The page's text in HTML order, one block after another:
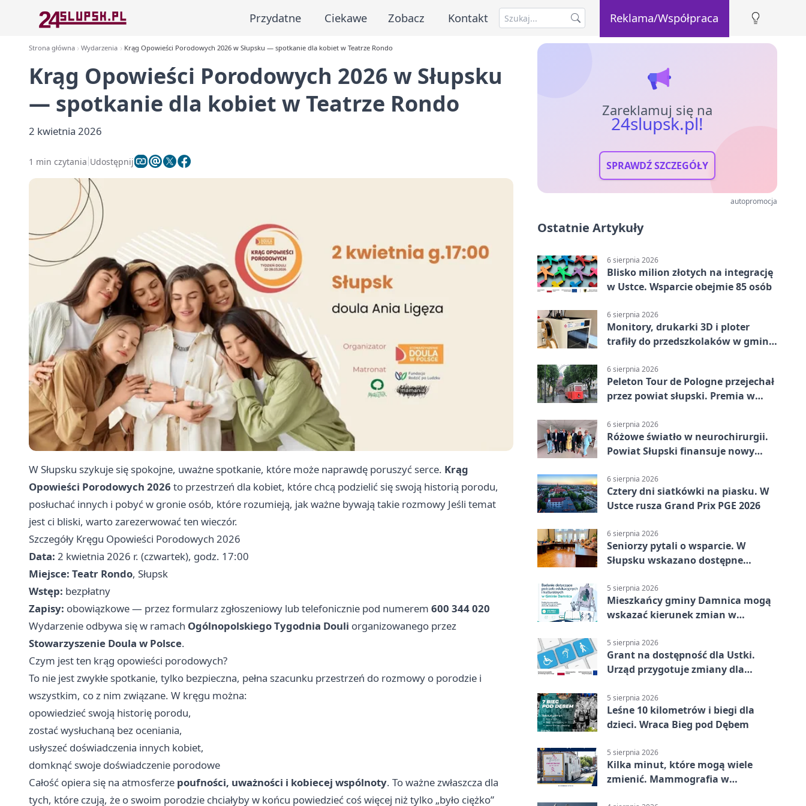
Przydatne Ciekawe Zobacz Kontakt Reklama/Współpraca
Strona główna Wydarzenia Krąg Opowieści Porodowych 2026 w Słupsku — spotkanie dla kobiet w Teatrze Rondo
Krąg Opowieści Porodowych 2026 w Słupsku
— spotkanie dla kobiet w Teatrze Rondo
2 kwietnia 2026
1 min czytania Udostępnij
W Słupsku szykuje się spokojne, uważne spotkanie, które może naprawdę poruszyć serce. Krąg
Opowieści Porodowych 2026 to przestrzeń dla kobiet, które chcą podzielić się swoją historią porodu,
posłuchać innych i pobyć w gronie osób, które rozumieją, jak ważne bywają takie rozmowy Jeśli temat
jest ci bliski, warto zarezerwować ten wieczór.
Szczegóły Kręgu Opowieści Porodowych 2026
Data: 2 kwietnia 2026 r. (czwartek), godz. 17:00
Miejsce: Teatr Rondo, Słupsk
Wstęp: bezpłatny
Zapisy: obowiązkowe — przez formularz zgłoszeniowy lub telefonicznie pod numerem 600 344 020
Wydarzenie odbywa się w ramach Ogólnopolskiego Tygodnia Douli organizowanego przez
Stowarzyszenie Doula w Polsce.
Czym jest ten krąg opowieści porodowych?
To nie jest zwykłe spotkanie, tylko bezpieczna, pełna szacunku przestrzeń do rozmowy o porodzie i
wszystkim, co z nim związane. W kręgu można:
opowiedzieć swoją historię porodu,
zostać wysłuchaną bez oceniania,
usłyszeć doświadczenia innych kobiet,
domknąć swoje doświadczenie porodowe
Całość opiera się na atmosferze poufności, uważności i kobiecej wspólnoty. To ważne zwłaszcza dla
tych, które czują, że o swoim porodzie chciałyby w końcu powiedzieć coś więcej niż tylko „było ciężko”
Zareklamuj się na
24slupsk.pl!
SPRAWDŹ SZCZEGÓŁY
autopromocja
Ostatnie Artykuły
6 sierpnia 2026
Blisko milion złotych na integrację
w Ustce. Wsparcie obejmie 85 osób
6 sierpnia 2026
Monitory, drukarki 3D i ploter
trafiły do przedszkolaków w gminie
6 sierpnia 2026
Peleton Tour de Pologne przejechał
przez powiat słupski. Premia w
6 sierpnia 2026
Różowe światło w neurochirurgii.
Powiat Słupski finansuje nowy
6 sierpnia 2026
Cztery dni siatkówki na piasku. W
Ustce rusza Grand Prix PGE 2026
6 sierpnia 2026
Seniorzy pytali o wsparcie. W
Słupsku wskazano dostępne
5 sierpnia 2026
Mieszkańcy gminy Damnica mogą
wskazać kierunek zmian w
5 sierpnia 2026
Grant na dostępność dla Ustki.
Urząd przygotuje zmiany dla
5 sierpnia 2026
Leśne 10 kilometrów i biegi dla
dzieci. Wraca Bieg pod Dębem
5 sierpnia 2026
Kilka minut, które mogą wiele
zmienić. Mammografia w